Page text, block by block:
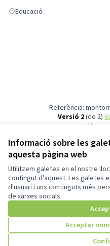
Informació sobre les
aquesta pàgina web
Utilitzem galetes en el nostre
contingut d'aquest. Les galetes
d'usuari i uns continguts més
de xarxes socials.
Acceptar
Resultats en filtrar per: Educació
Educació
Referència:
Versió 2(de 2)
Afegir
Termes i condicions d'ús
Configuració de les galetes
Decidim Montornès a X
(Enllaç extern)
Decidim Montornès a
(Enllaç extern)
Decidim Montornès a
(Enllaç extern)
Triar la llenguaElegir el idioma